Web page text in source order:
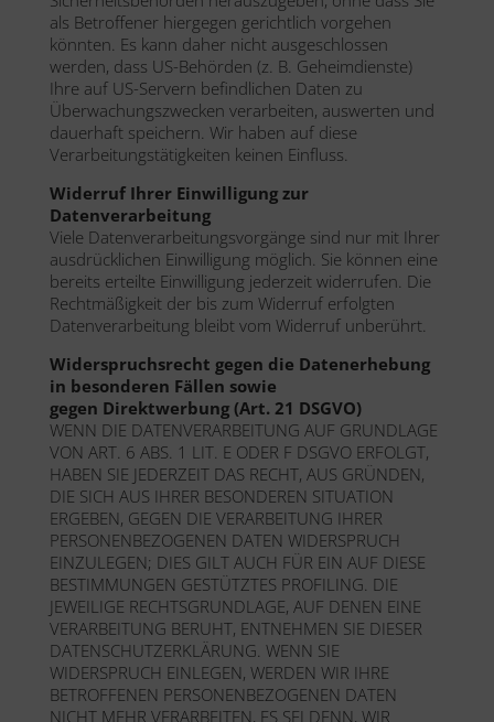
als Betroffener hiergegen gerichtlich vorgehen
könnten. Es kann daher nicht ausgeschlossen
werden, dass US-Behörden (z. B. Geheimdienste)
Ihre auf US-Servern befindlichen Daten zu
Überwachungszwecken verarbeiten, auswerten und
dauerhaft speichern. Wir haben auf diese
Verarbeitungstätigkeiten keinen Einfluss.
Widerruf Ihrer Einwilligung zur
Datenverarbeitung
Viele Datenverarbeitungsvorgänge sind nur mit Ihrer
ausdrücklichen Einwilligung möglich. Sie können eine
bereits erteilte Einwilligung jederzeit widerrufen. Die
Rechtmäßigkeit der bis zum Widerruf erfolgten
Datenverarbeitung bleibt vom Widerruf unberührt.
Widerspruchsrecht gegen die Datenerhebung
in besonderen Fällen sowie
gegen Direktwerbung (Art. 21 DSGVO)
WENN DIE DATENVERARBEITUNG AUF GRUNDLAGE
VON ART. 6 ABS. 1 LIT. E ODER F DSGVO ERFOLGT,
HABEN SIE JEDERZEIT DAS RECHT, AUS GRÜNDEN,
DIE SICH AUS IHRER BESONDEREN SITUATION
ERGEBEN, GEGEN DIE VERARBEITUNG IHRER
PERSONENBEZOGENEN DATEN WIDERSPRUCH
EINZULEGEN; DIES GILT AUCH FÜR EIN AUF DIESE
BESTIMMUNGEN GESTÜTZTES PROFILING. DIE
JEWEILIGE RECHTSGRUNDLAGE, AUF DENEN EINE
VERARBEITUNG BERUHT, ENTNEHMEN SIE DIESER
DATENSCHUTZERKLÄRUNG. WENN SIE
WIDERSPRUCH EINLEGEN, WERDEN WIR IHRE
BETROFFENEN PERSONENBEZOGENEN DATEN
NICHT MEHR VERARBEITEN, ES SEI DENN, WIR